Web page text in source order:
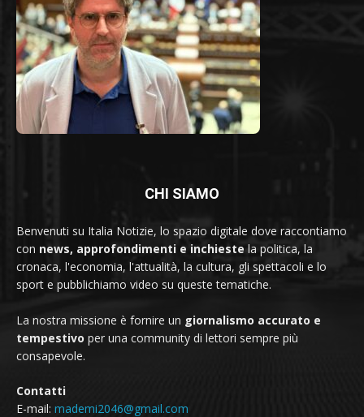
CHI SIAMO
Benvenuti su Italia Notizie, lo spazio digitale dove raccontiamo
con news, approfondimenti e inchieste la politica, la
cronaca, l'economia, l'attualità, la cultura, gli spettacoli e lo
sport e pubblichiamo video su queste tematiche.
La nostra missione è fornire un giornalismo accurato e
tempestivo per una community di lettori sempre più
consapevole.
Contatti
E-mail: mademi2046@gmail.com